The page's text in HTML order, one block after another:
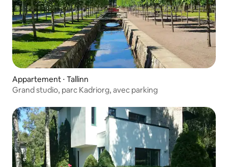
Appartement ⋅ Tallinn
Grand studio, parc Kadriorg, avec parking